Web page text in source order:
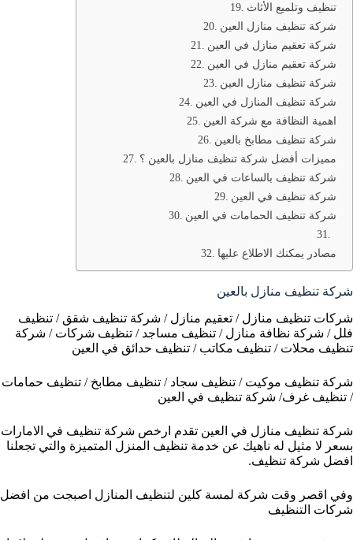
تنظيف وتلميع الأثاث
شركة تنظيف منازل العين
شركة تعقيم منازل في العين
شركة تعقيم منازل في العين
شركة تنظيف منازل العين
شركة تنظيف المنازل في العين
اهمية النظافة مع شركة العين
شركة تنظيف مطابخ بالعين
مميزات أفضل شركة تنظيف منازل بالعين ؟
شركة تنظيف بالساعات في العين
شركة تنظيف في العين
شركة تنظيف الحمامات في العين
مصادر يمكنك الاطلاع عليها
شركة تنظيف منازل بالعين
شركات تنظيف منازل / تعقيم منازل / شركة تنظيف شقق / تنظيف
فلل / شركة نظافة منازل / تنظيف مساجد / تنظيف شركات / شركة
تنظيف محلات / تنظيف مكاتب / تنظيف حدائق في العين
شركة تنظيف موكيت / تنظيف سجاد / تنظيف مطابخ / تنظيف حمامات
/ تنظيف غرف/ شركة تنظيف في العين
شركة تنظيف منازل في العين تقدم ارخص شركة تنظيف في الامارات
بسعر لا مثيل له ناهيك عن خدمة تنظيف المنزل المتميزة والتي تجعلنا
افضل شركة تنظيف.
وفي اقصر وقت شركة لمسة كلين لتنظيف المنازل اصبجت من افضل
شركات التنظيف